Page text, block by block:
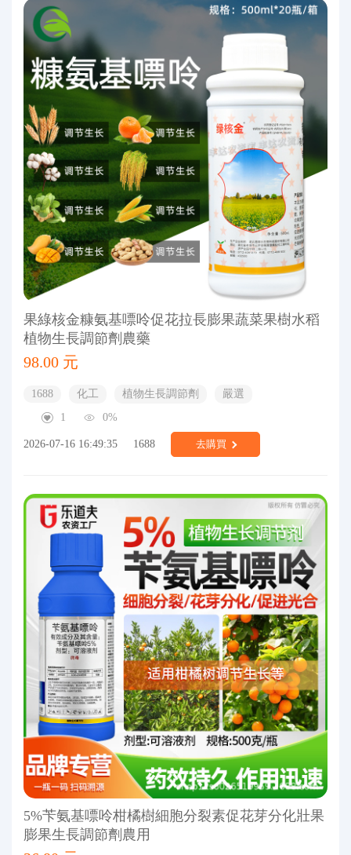
果綠核金糠氨基嘌呤促花拉長膨果蔬菜果樹水稻
植物生長調節劑農藥
98.00 元
1688 化工 植物生長調節劑
嚴選
1
0%
2026-07-16 16:49:35 1688 去購買
5%苄氨基嘌呤柑橘樹細胞分裂素促花芽分化壯果
膨果生長調節劑農用